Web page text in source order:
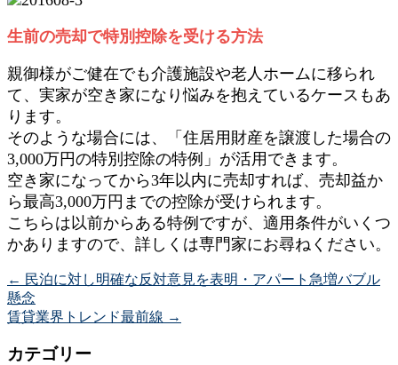
生前の売却で特別控除を受ける方法
親御様がご健在でも介護施設や老人ホームに移られ
て、実家が空き家になり悩みを抱えているケースもあ
ります。
そのような場合には、「住居用財産を譲渡した場合の
3,000万円の特別控除の特例」が活用できます。
空き家になってから3年以内に売却すれば、売却益か
ら最高3,000万円までの控除が受けられます。
こちらは以前からある特例ですが、適用条件がいくつ
かありますので、詳しくは専門家にお尋ねください。
← 民泊に対し明確な反対意見を表明・アパート急増バブル
懸念
賃貸業界トレンド最前線 →
カテゴリー